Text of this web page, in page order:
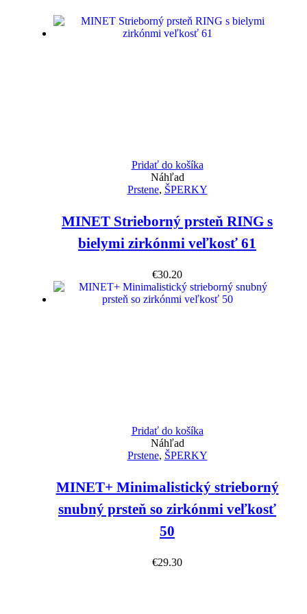
Pridať do košíka
Náhľad
Prstene, ŠPERKY
MINET Strieborný prsteň RING s
bielymi zirkónmi veľkosť 61
€30.20
Pridať do košíka
Náhľad
Prstene, ŠPERKY
MINET+ Minimalistický strieborný
snubný prsteň so zirkónmi veľkosť
50
€29.30